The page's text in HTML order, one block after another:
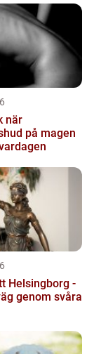
på magen
Helsingborg -
genom svåra